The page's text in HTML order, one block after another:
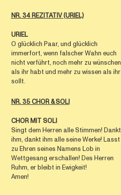
NR. 34 REZITATIV (URIEL)
URIEL
O glücklich Paar, und glücklich
immerfort, wenn falscher Wahn euch
nicht verführt, noch mehr zu wünschen
als ihr habt und mehr zu wissen als ihr
sollt.
NR. 35 CHOR & SOLI
CHOR MIT SOLI
Singt dem Herren alle Stimmen! Dankt
ihm, dankt ihm alle seine Werke! Lasst
zu Ehren seines Namens Lob in
Wettgesang erschallen! Des Herren
Ruhm, er bleibt in Ewigkeit!
Amen!